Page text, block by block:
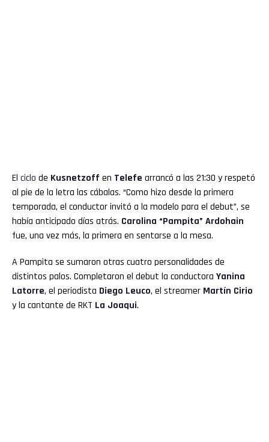
El ciclo de Kusnetzoff en Telefe arrancó a las 21:30 y respetó
al pie de la letra las cábalas. “Como hizo desde la primera
temporada, el conductor invitó a la modelo para el debut”, se
había anticipado días atrás. Carolina “Pampita” Ardohain
fue, una vez más, la primera en sentarse a la mesa.
A Pampita se sumaron otras cuatro personalidades de
distintos palos. Completaron el debut la conductora Yanina
Latorre, el periodista Diego Leuco, el streamer Martín Cirio
y la cantante de RKT La Joaqui.